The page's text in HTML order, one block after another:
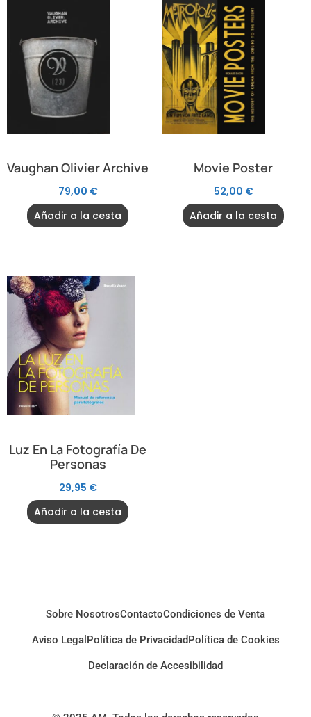
Vaughan Olivier Archive
79,00 €
Añadir a la cesta
Movie Poster
52,00 €
Añadir a la cesta
Luz En La Fotografía De
Personas
29,95 €
Añadir a la cesta
Sobre NosotrosContactoCondiciones de Venta
Aviso Legal Política de Privacidad Política de Cookies
Declaración de Accesibilidad